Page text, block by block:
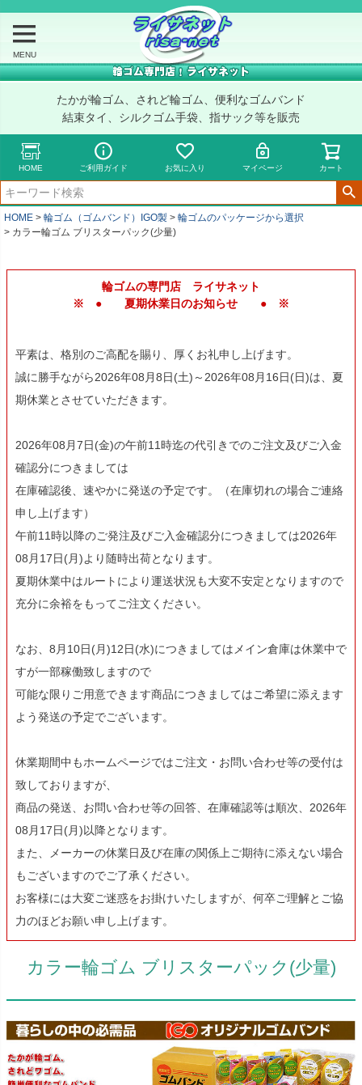
MENU
たかが輪ゴム、されど輪ゴム、便利なゴムバンド
結束タイ、シルクゴム手袋、指サック等を販売
HOME ご利用ガイド お気に入り マイページ カート
HOME 輪ゴム（ゴムバンド）IGO製
輪ゴムのパッケージから選択
カラー輪ゴム ブリスターパック(少量)
輪ゴムの専門店 ライサネット
※ ● 夏期休業日のお知らせ ● ※
平素は、格別のご高配を賜り、厚くお礼申し上げます。
誠に勝手ながら2026年08月8日(土)～2026年08月16日(日)は、夏
期休業とさせていただきます。
2026年08月7日(金)の午前11時迄の代引きでのご注文及びご入金
確認分につきましては
在庫確認後、速やかに発送の予定です。（在庫切れの場合ご連絡
申し上げます）
午前11時以降のご発注及びご入金確認分につきましては2026年
08月17日(月)より随時出荷となります。
夏期休業中はルートにより運送状況も大変不安定となりますので
充分に余裕をもってご注文ください。
なお、8月10日(月)12日(水)につきましてはメイン倉庫は休業中で
すが一部稼働致しますので
可能な限りご用意できます商品につきましてはご希望に添えます
よう発送の予定でございます。
休業期間中もホームページではご注文・お問い合わせ等の受付は
致しておりますが、
商品の発送、お問い合わせ等の回答、在庫確認等は順次、2026年
08月17日(月)以降となります。
また、メーカーの休業日及び在庫の関係上ご期待に添えない場合
もございますのでご了承ください。
お客様には大変ご迷惑をお掛けいたしますが、何卒ご理解とご協
力のほどお願い申し上げます。
カラー輪ゴム ブリスターパック(少量)